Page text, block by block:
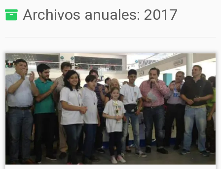
contenidoArchivos anuales: 2017